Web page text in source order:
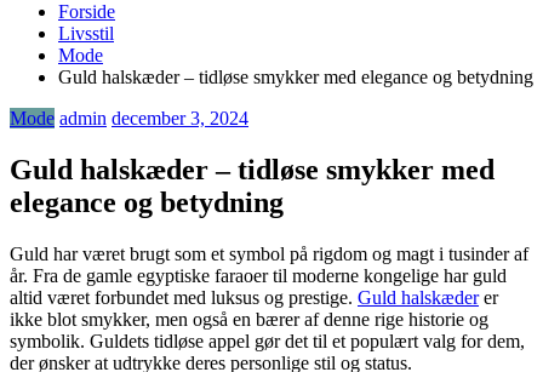
Forside
Livsstil
Mode
Guld halskæder – tidløse smykker med elegance og betydning
Mode admin december 3, 2024
Guld halskæder – tidløse smykker med
elegance og betydning
Guld har været brugt som et symbol på rigdom og magt i tusinder af
år. Fra de gamle egyptiske faraoer til moderne kongelige har guld
altid været forbundet med luksus og prestige. Guld halskæderer
ikke blot smykker, men også en bærer af denne rige historie og
symbolik. Guldets tidløse appel gør det til et populært valg for dem,
der ønsker at udtrykke deres personlige stil og status.